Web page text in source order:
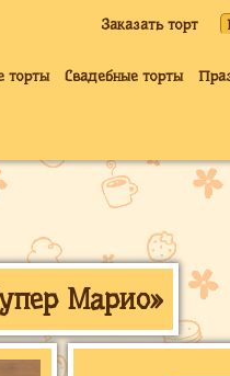
Заказать торт
торты Свадебные торты
Марио»